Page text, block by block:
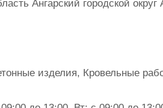
Ангарский городской округ
изделия, Кровельные